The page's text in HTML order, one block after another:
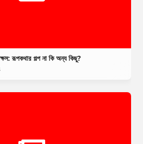
রূপকথার গল্প না কি অন্য কিছু?